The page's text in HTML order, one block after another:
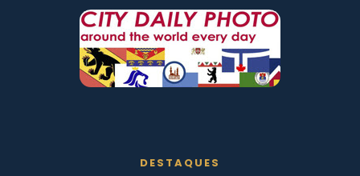
DESTAQUES